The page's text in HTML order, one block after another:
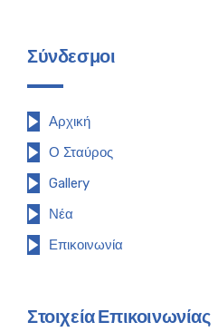
Σύνδεσμοι
Αρχική
Ο Σταύρος
Gallery
Νέα
Επικοινωνία
Στοιχεία Επικοινωνίας